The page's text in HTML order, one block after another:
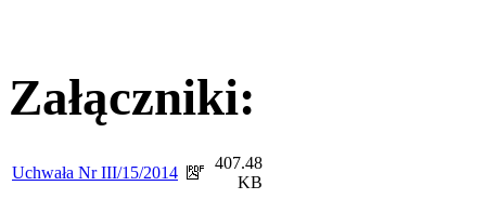
Załączniki:
Uchwała Nr III/15/2014
407.48
KB